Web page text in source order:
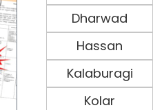
Dharwad
Hassan
Kalaburagi
Kolar